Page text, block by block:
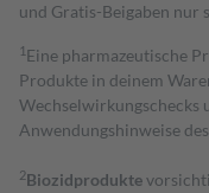
und Gratis-Beigaben nur
1 Eine pharmazeutische
Produkte in deinem
Wechselwirkungschecks
Anwendungshinweise
2Biozidprodukte